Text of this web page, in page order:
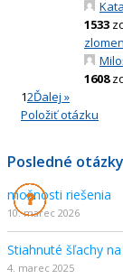
1533
1608
12Ďalej »
Položiť otázku
Posledné otázky
možnosti riešenia
10. marec 2026
Stiahnuté šľachy
4. marec 2025